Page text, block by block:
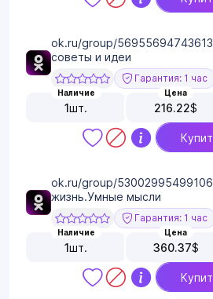
ok.ru/group/
советы и идеи
Гарантия: 1 час
Наличие
1шт.
Цена
216.22$
ok.ru/group/
жизнь.Умные мысли
Гарантия: 1 час
Наличие
1шт.
Цена
360.37$